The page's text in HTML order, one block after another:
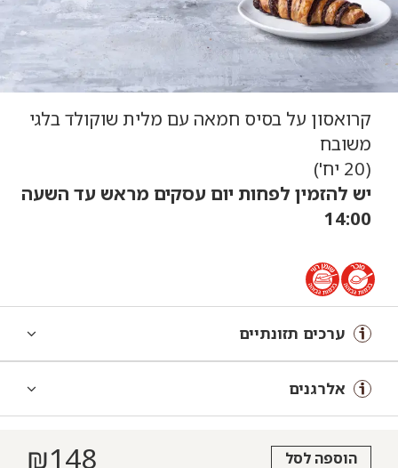
קרואסון על בסיס חמאה עם מלית שוקולד בלגי
משובח
(20 יח')
יש להזמין לפחות יום עסקים מראש עד השעה
14:00
ערכים תזונתיים
אלרגנים
הוספה לסל 148
₪